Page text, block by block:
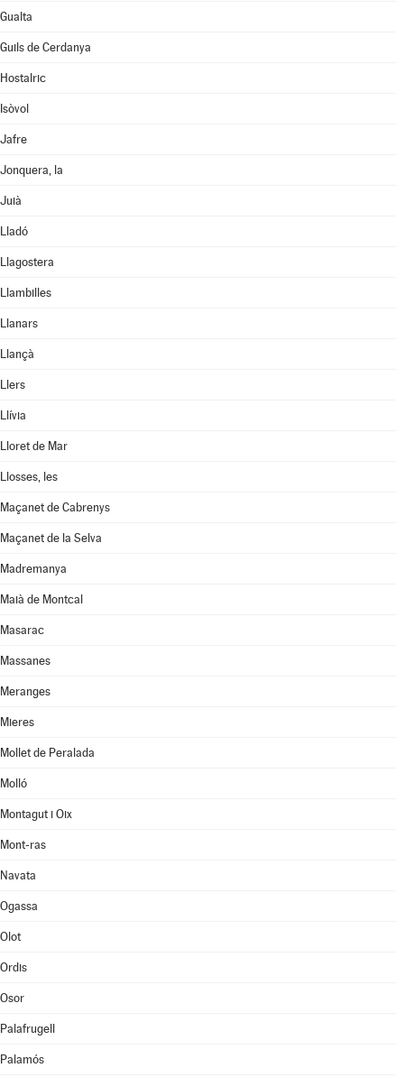
Gualta
Guils de Cerdanya
Hostalric
Isòvol
Jafre
Jonquera, la
Juià
Lladó
Llagostera
Llambilles
Llanars
Llançà
Llers
Llívia
Lloret de Mar
Llosses, les
Maçanet de Cabrenys
Maçanet de la Selva
Madremanya
Maià de Montcal
Masarac
Massanes
Meranges
Mieres
Mollet de Peralada
Molló
Montagut i Oix
Mont-ras
Navata
Ogassa
Olot
Ordis
Osor
Palafrugell
Palamós